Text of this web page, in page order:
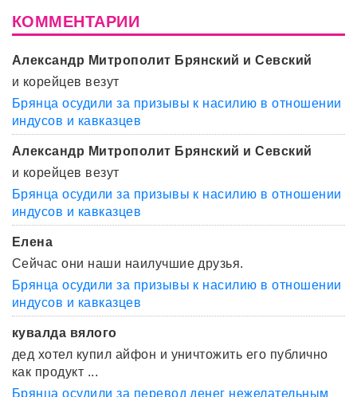
КОММЕНТАРИИ
Александр Митрополит Брянский и Севский
и корейцев везут
Брянца осудили за призывы к насилию в отношении
индусов и кавказцев
Александр Митрополит Брянский и Севский
и корейцев везут
Брянца осудили за призывы к насилию в отношении
индусов и кавказцев
Елена
Сейчас они наши наилучшие друзья.
Брянца осудили за призывы к насилию в отношении
индусов и кавказцев
кувалда вялого
дед хотел купил айфон и уничтожить его публично
как продукт ...
Брянца осудили за перевод денег нежелательным